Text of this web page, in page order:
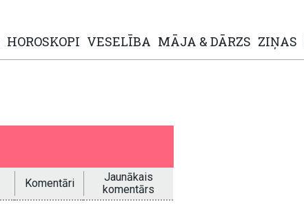
HOROSKOPI VESELĪBA MĀJA & DĀRZS ZIŅAS
Komentāri
Jaunākais
komentārs